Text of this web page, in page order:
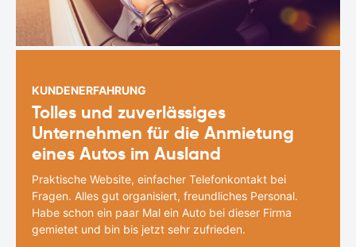
KUNDENERFAHRUNG
Tolles und zuverlässiges
Unternehmen für die Anmietung
eines Autos im Ausland
Praktische Website, einfacher Telefonkontakt bei
Fragen. Alles gut organisiert, freundliches Personal.
Habe schon ein paar Mal ein Auto bei dieser Firma
gemietet und bin bis jetzt sehr zufrieden.